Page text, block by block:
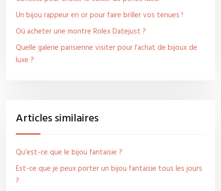
Un bijou rappeur en or pour faire briller vos tenues !
Où acheter une montre Rolex Datejust ?
Quelle galerie parisienne visiter pour l’achat de bijoux de
luxe ?
Articles similaires
Qu’est-ce que le bijou fantaisie ?
Est-ce que je peux porter un bijou fantaisie tous les jours
?